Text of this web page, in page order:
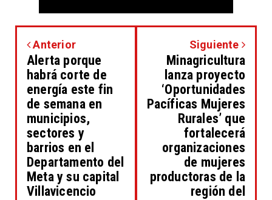
Anterior
Alerta porque
habrá corte de
energía este fin
de semana en
municipios,
sectores y
barrios en el
Departamento del
Meta y su capital
Villavicencio
Siguiente
Minagricultura
lanza proyecto
‘Oportunidades
Pacíficas Mujeres
Rurales’ que
fortalecerá
organizaciones
de mujeres
productoras de la
región del